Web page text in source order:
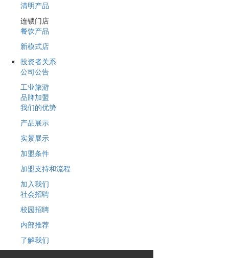
清明产品
连锁门店
餐饮产品
新模式店
投资者关系
公司公告
工业旅游
品牌加盟
我们的优势
产品展示
实景展示
加盟条件
加盟支持和流程
加入我们
社会招聘
校园招聘
内部推荐
了解我们